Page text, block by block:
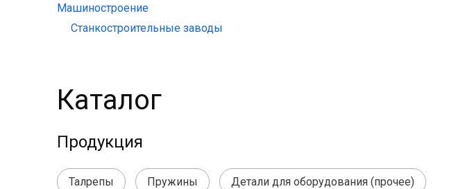
Машиностроение
Станкостроительные заводы
Каталог
Продукция
Талрепы Пружины Детали для оборудования (прочее)